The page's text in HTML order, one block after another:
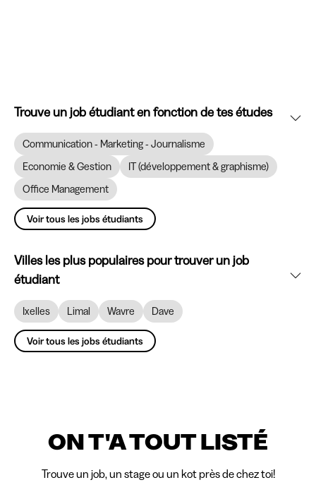
Trouve un job étudiant en fonction de tes études
Communication - Marketing - Journalisme
Economie & Gestion
IT (développement & graphisme)
Office Management
Voir tous les jobs étudiants
Villes les plus populaires pour trouver un job
étudiant
Ixelles Limal Wavre Dave
Voir tous les jobs étudiants
ON T'A TOUT LISTÉ
Trouve un job, un stage ou un kot près de chez toi!